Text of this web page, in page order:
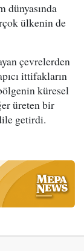
dünyasında
ülkenin de
çevrelerden
ittifakların
küresel
üreten bir
getirdi.